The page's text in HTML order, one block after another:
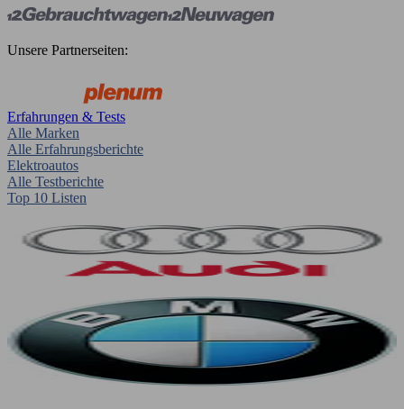
Unsere Partnerseiten:
Erfahrungen & Tests
Alle Marken
Alle Erfahrungsberichte
Elektroautos
Alle Testberichte
Top 10 Listen